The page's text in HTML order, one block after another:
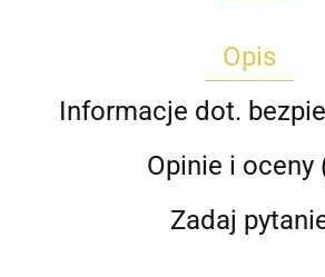
Opis
Informacje dot.
Opinie i oceny
Zadaj